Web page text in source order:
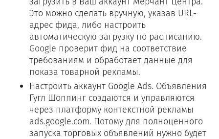
Это можно сделать вручную, указав URL-
адрес фида, либо настроить
автоматическую загрузку по расписанию.
Google проверит фид на соответствие
требованиям и обработает данные для
показа товарной рекламы.
Настроить аккаунт Google Ads. Объявления
Гугл Шоппинг создаются и управляются
через платформу контекстной рекламы
ads.google.com. Потому для полноценного
запуска торговых объявлений нужно будет